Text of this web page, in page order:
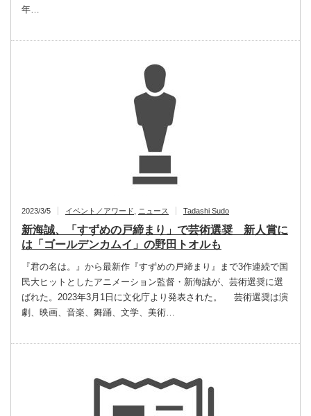
年…
2023/3/5 イベント／アワード ニュース Tadashi Sudo
新海誠、「すずめの戸締まり」で芸術選奨 新人賞に
は「ゴールデンカムイ」の野田トオルも
『君の名は。』から最新作『すずめの戸締まり』まで3作連続で国
民大ヒットとしたアニメーション監督・新海誠が、芸術選奨に選
ばれた。2023年3月1日に文化庁より発表された。 芸術選奨は演
劇、映画、音楽、舞踊、文学、美術…